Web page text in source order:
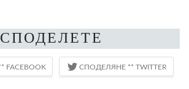
СПОДЕЛЕТЕ